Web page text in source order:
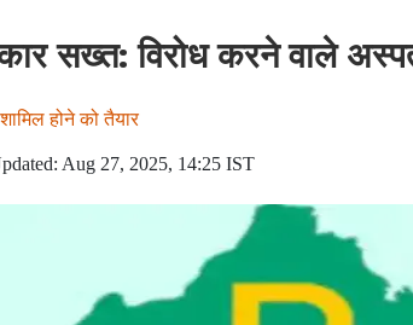
सख्त: विरोध करने वाले
होने को तैयार
Aug 27, 2025, 14:25 IST